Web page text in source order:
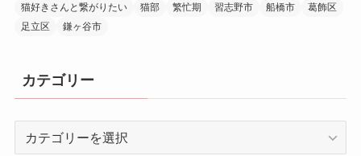
猫好きさんと繋がりたい
猫部 繁忙期 習志野市 船橋市
葛飾区
足立区
鎌ヶ谷市
カテゴリー